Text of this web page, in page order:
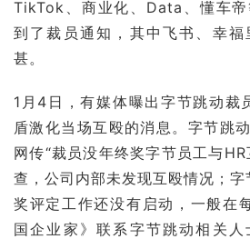
TikTok、商业化、Data、懂车帝
到了裁员通知，其中飞书、幸
甚。
1月4日，有媒体曝出字节跳动裁
盾激化当场互殴的消息。字节跳
网传“裁员没年终奖字节员工与
查，公司内部未发现互殴情况；
奖评定工作还没有启动，一般在
国企业家》联系字节跳动相关